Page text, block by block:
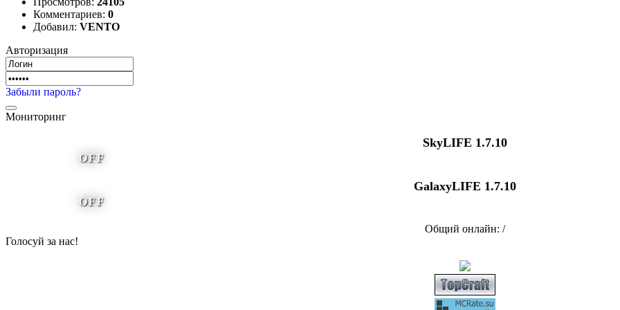
Комментариев: 0
Добавил: VENTO
Авторизация
Забыли пароль?
Мониторинг
SkyLIFE 1.7.10
OFF
GalaxyLIFE 1.7.10
OFF
Общий онлайн: /
Голосуй за нас!